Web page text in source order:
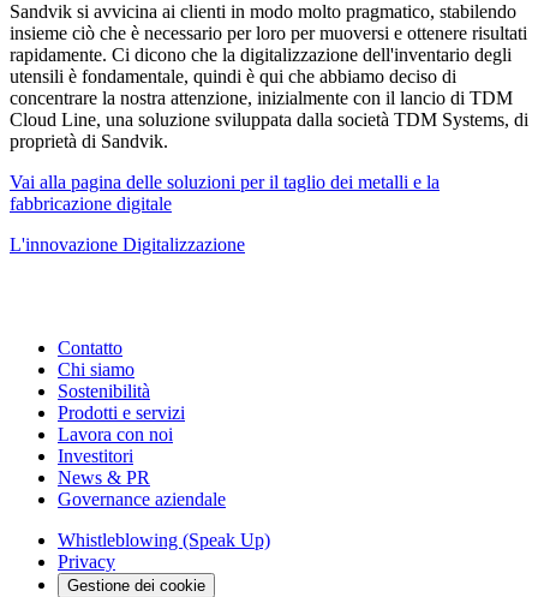
Sandvik si avvicina ai clienti in modo molto pragmatico, stabilendo
insieme ciò che è necessario per loro per muoversi e ottenere risultati
rapidamente. Ci dicono che la digitalizzazione dell'inventario degli
utensili è fondamentale, quindi è qui che abbiamo deciso di
concentrare la nostra attenzione, inizialmente con il lancio di TDM
Cloud Line, una soluzione sviluppata dalla società TDM Systems, di
proprietà di Sandvik.
Vai alla pagina delle soluzioni per il taglio dei metalli e la
fabbricazione digitale
L'innovazione Digitalizzazione
Contatto
Chi siamo
Sostenibilità
Prodotti e servizi
Lavora con noi
Investitori
News & PR
Governance aziendale
Whistleblowing (Speak Up)
Privacy
Gestione dei cookie